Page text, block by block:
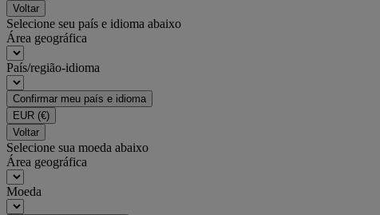
Voltar
Selecione seu país e idioma abaixo
Área geográfica
País/região-idioma
Confirmar meu país e idioma
EUR (€)
Voltar
Selecione sua moeda abaixo
Área geográfica
Moeda